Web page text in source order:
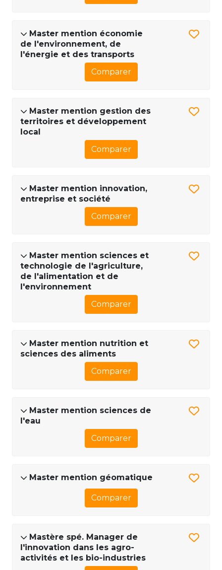
Master mention économie
de l'environnement, de
l'énergie et des transports
Comparer
Master mention gestion des
territoires et développement
local
Comparer
Master mention innovation,
entreprise et société
Comparer
Master mention sciences et
technologie de l'agriculture,
de l'alimentation et de
l'environnement
Comparer
Master mention nutrition et
sciences des aliments
Comparer
Master mention sciences de
l'eau
Comparer
Master mention géomatique
Comparer
Mastère spé. Manager de
l'innovation dans les agro-
activités et les bio-industries